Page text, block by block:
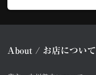
About / お店について